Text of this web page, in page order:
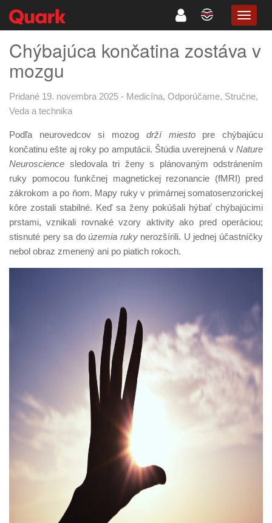
Chýbajúca končatina zostáva v
mozgu
Pridané 19. novembra 2025 - Medicína, Odporúčame, Stručne,
Veda a technika
Podľa neurovedcov si mozog drží miestopre chýbajúcu
končatinu ešte aj roky po amputácii. Štúdia uverejnená v Nature
Neuroscience sledovala tri ženy s plánovaným odstránením
ruky pomocou funkčnej magnetickej rezonancie (fMRI) pred
zákrokom a po ňom. Mapy ruky v primárnej somatosenzorickej
kôre zostali stabilné. Keď sa ženy pokúšali hýbať chýbajúcimi
prstami, vznikali rovnaké vzory aktivity ako pred operáciou;
stisnuté pery sa doúzemia rukynerozšírili. U jednej účastníčky
nebol obraz zmenený ani po piatich rokoch.